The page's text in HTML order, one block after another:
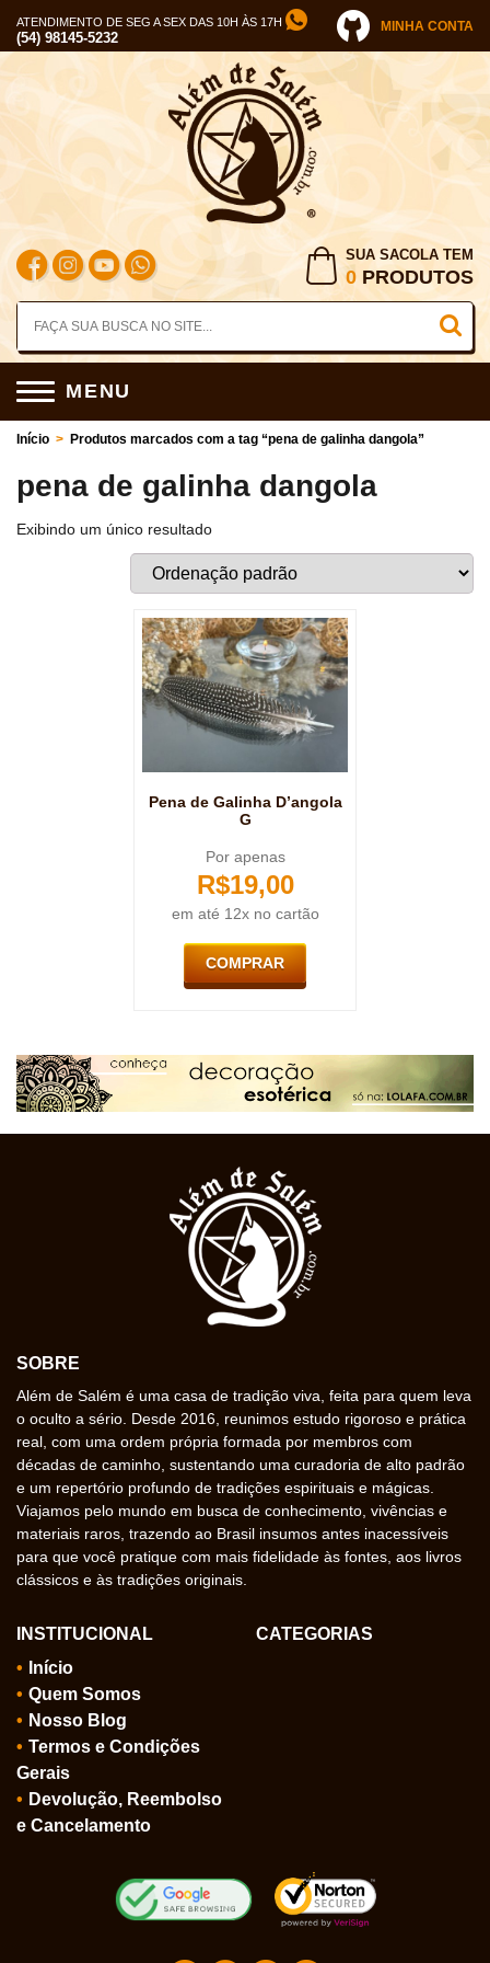
ATENDIMENTO DE SEG A SEX DAS 10H ÀS 17H
(54) 98145-5232
MINHA CONTA
SUA SACOLA TEM
0 PRODUTOS
MENU
Início > Produtos marcados com a tag “pena de galinha dangola”
pena de galinha dangola
Exibindo um único resultado
Pena de Galinha D’angola
G
Por apenas
R$19,00
em até 12x no cartão
COMPRAR
SOBRE
Além de Salém é uma casa de tradição viva, feita para quem leva
o oculto a sério. Desde 2016, reunimos estudo rigoroso e prática
real, com uma ordem própria formada por membros com
décadas de caminho, sustentando uma curadoria de alto padrão
e um repertório profundo de tradições espirituais e mágicas.
Viajamos pelo mundo em busca de conhecimento, vivências e
materiais raros, trazendo ao Brasil insumos antes inacessíveis
para que você pratique com mais fidelidade às fontes, aos livros
clássicos e às tradições originais.
INSTITUCIONAL
Início
Quem Somos
Nosso Blog
Termos e Condições
Gerais
Devolução, Reembolso
e Cancelamento
CATEGORIAS